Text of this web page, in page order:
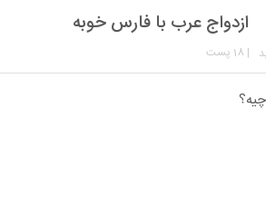
ازدواج عرب با فارس خوبه
| 18 پست